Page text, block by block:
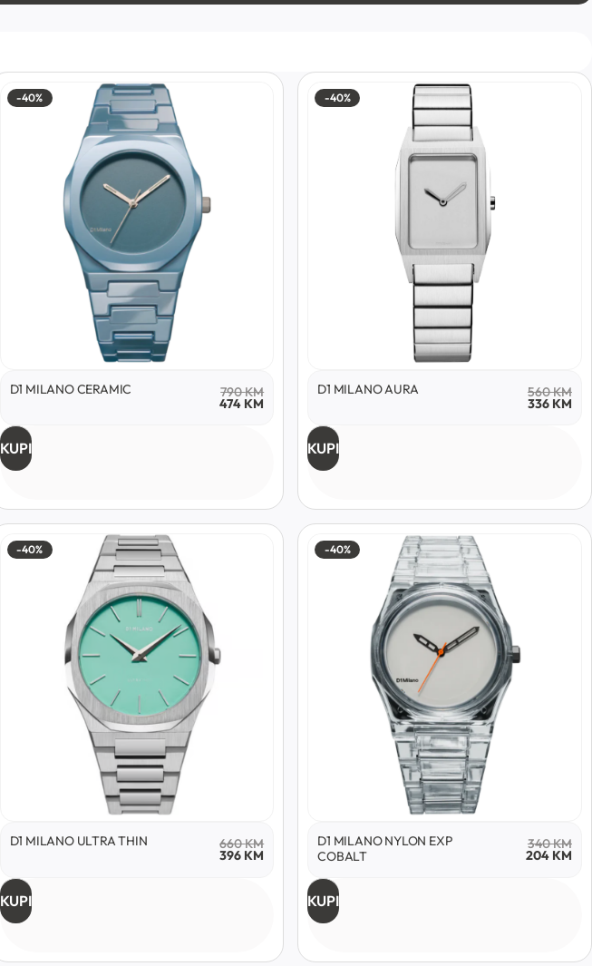
-40%
D1 MILANO CERAMIC 790KM
474 KM
KUPI
-40%
D1 MILANO AURA 560KM
336 KM
KUPI
-40%
D1 MILANO ULTRA THIN 660KM
396 KM
KUPI
-40%
D1 MILANO NYLON EXP
COBALT
340KM
204 KM
KUPI